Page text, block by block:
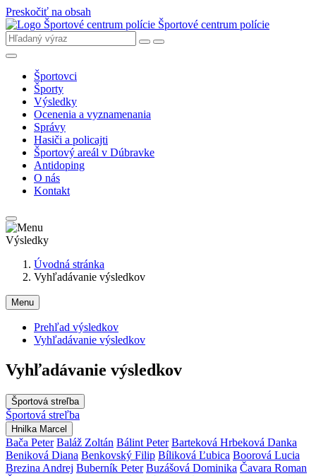
Preskočiť na obsah
Športové centrum polície
Športovci
Športy
Výsledky
Ocenenia a vyznamenania
Správy
Hasiči a policajti
Športový areál v Dúbravke
Antidoping
O nás
Kontakt
Výsledky
Úvodná stránka
Vyhľadávanie výsledkov
Menu
Prehľad výsledkov
Vyhľadávanie výsledkov
Vyhľadávanie výsledkov
Športová streľba
Športová streľba
Hnilka Marcel
Bača Peter Baláž Zoltán Bálint Peter Barteková Hrbeková Danka
Beniková Diana Benkovský Filip Bíliková Ľubica Boorová Lucia
Brezina Andrej Buberník Peter Buzášová Dominika Čavara Roman